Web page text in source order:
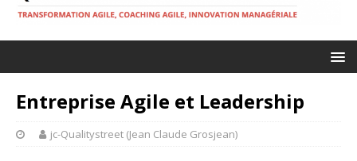
Entreprise Agile et Leadership
jc-Qualitystreet (Jean Claude Grosjean)